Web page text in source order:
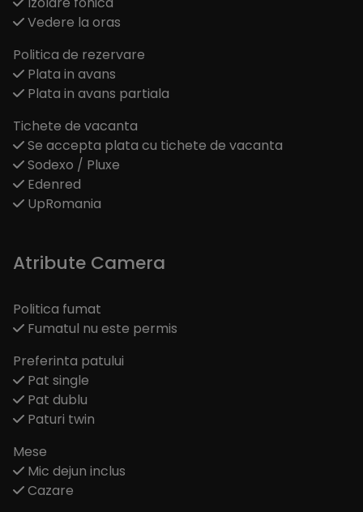
Vedere la oras
Politica de rezervare
Plata in avans
Plata in avans partiala
Tichete de vacanta
Se accepta plata cu tichete de vacanta
Sodexo / Pluxe
Edenred
UpRomania
Atribute Camera
Politica fumat
Fumatul nu este permis
Preferinta patului
Pat single
Pat dublu
Paturi twin
Mese
Mic dejun inclus
Cazare